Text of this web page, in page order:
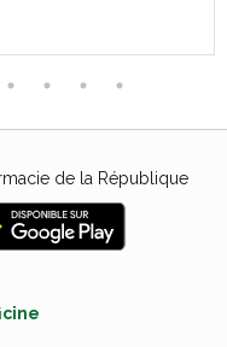
de la République